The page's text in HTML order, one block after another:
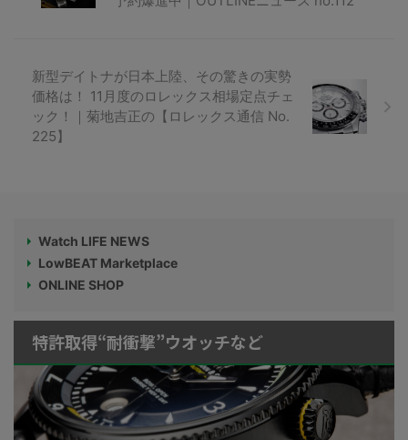
新型デイトナが日本上陸、その驚きの実勢
価格は！ 11月度のロレックス相場定点チェ
ック！｜菊地吉正の【ロレックス通信 No.
225】
Watch LIFE NEWS
LowBEAT Marketplace
ONLINE SHOP
特許取得“耐衝撃”ウオッチなど